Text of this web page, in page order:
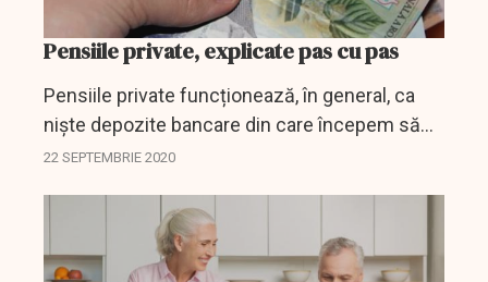
Pensiile private, explicate pas cu pas
Pensiile private funcționează, în general, ca
niște depozite bancare din care începem să
primim bani în momentul îndeplinirii condițiilor
22 SEPTEMBRIE 2020